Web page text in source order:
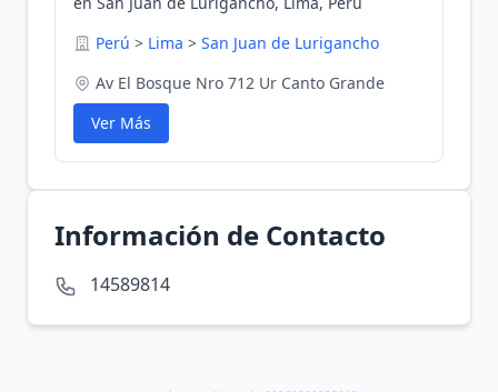
Perú > Lima > San Juan de Lurigancho
Av El Bosque Nro 712 Ur Canto Grande
Ver Más
Información de Contacto
14589814